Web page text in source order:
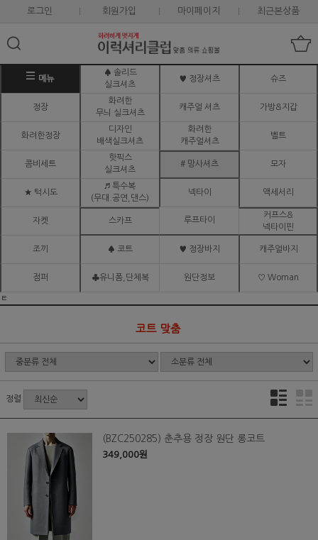
로그인 회원가입 마이페이지 최근본상품
메뉴
♠ 솔리드
실크셔츠
♥ 정장셔츠 슈즈
정장
화려한
무늬 실크셔츠
캐주얼 셔츠 가방&지갑
화려한정장
디자인
배색실크셔츠
화려한
캐주얼셔츠
벨트
콤비세트
핫픽스
실크셔츠
# 망사셔츠 모자
★ 턱시도
♬ 특수복
(무대.공연,댄스)
넥타이 액세서리
자켓 스카프 루프타이
커프스&
넥타이핀
조끼 ♠ 코트 ♥ 정장바지 캐주얼바지
점퍼 ♣유니폼,단체복 원단정보 ♡ Woman
ㅌ
코트 맞춤
정렬
(BZC250285) 춘추용 정장 원단 롱코트
349,000원